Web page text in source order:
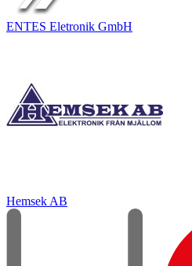
ENTES Eletronik GmbH
Hemsek AB